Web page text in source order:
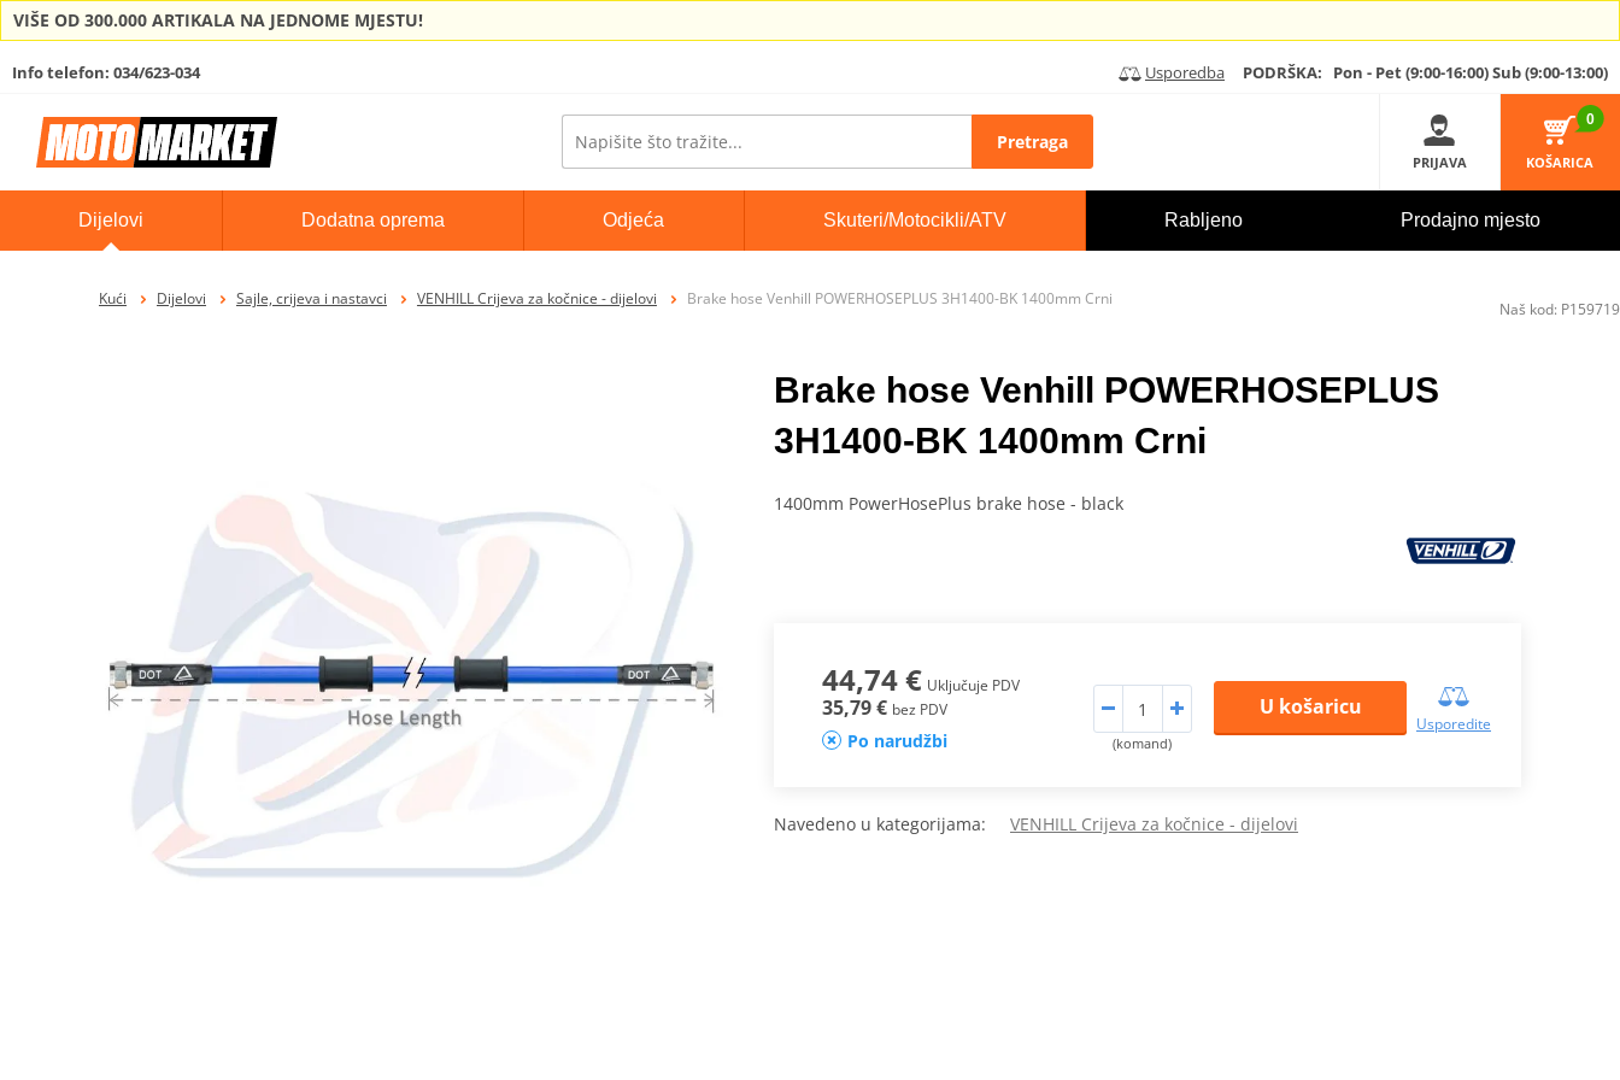
VIŠE OD 300.000 ARTIKALA NA JEDNOME MJESTU!
Info telefon: 034/623-034 Usporedba PODRŠKA: Pon - Pet (9:00-16:00)Sub (9:00-13:00)
Pretraga
PRIJAVA
0
KOŠARICA
Dijelovi Dodatna oprema Odjeća Skuteri/Motocikli/ATV Rabljeno Prodajno mjesto
Kući Dijelovi Sajle, crijeva i nastavci VENHILL Crijeva za kočnice - dijelovi Brake hose Venhill POWERHOSEPLUS 3H1400-BK 1400mm Crni
Brake hose Venhill POWERHOSEPLUS
3H1400-BK 1400mm Crni
1400mm PowerHosePlus brake hose - black
44,74 € Uključuje PDV
35,79 € bez PDV
Po narudžbi (komand)
U košaricu
Usporedite
Navedeno u kategorijama: VENHILL Crijeva za kočnice - dijelovi
Naš kod: P159719